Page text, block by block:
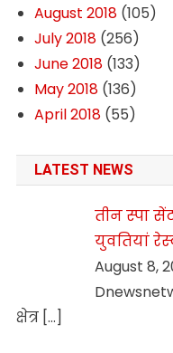
August 2018(105)
July 2018(256)
June 2018(133)
May 2018(136)
April 2018(55)
LATEST NEWS
तीन स्पा
युवतियां
August 8,
क्षेत्र […]